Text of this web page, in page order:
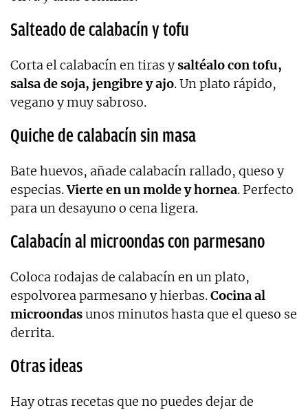
Salteado de calabacín y tofu
Corta el calabacín en tiras ysaltéalo con tofu,
salsa de soja, jengibre y ajo. Un plato rápido,
vegano y muy sabroso.
Quiche de calabacín sin masa
Bate huevos, añade calabacín rallado, queso y
especias.Vierte en un molde y hornea. Perfecto
para un desayuno o cena ligera.
Calabacín al microondas con parmesano
Coloca rodajas de calabacín en un plato,
espolvorea parmesano y hierbas.Cocina al
microondasunos minutos hasta que el queso se
derrita.
Otras ideas
Hay otras recetas que no puedes dejar de